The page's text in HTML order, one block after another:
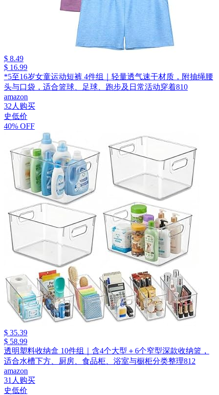
$ 8.49
$ 16.99
*5至16岁女童运动短裤 4件组｜轻量透气速干材质，附抽绳腰
头与口袋，适合篮球、足球、跑步及日常活动穿着810
amazon
32人购买
史低价
40% OFF
$ 35.39
$ 58.99
透明塑料收纳盒 10件组｜含4个大型＋6个窄型深款收纳篮，
适合水槽下方、厨房、食品柜、浴室与橱柜分类整理812
amazon
31人购买
史低价